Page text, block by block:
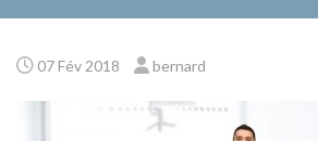
07 Fév 2018 bernard